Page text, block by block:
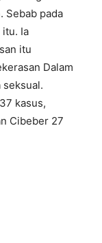
Sebab pada
Ia
itu
Dalam
seksual.
kasus,
Cibeber 27